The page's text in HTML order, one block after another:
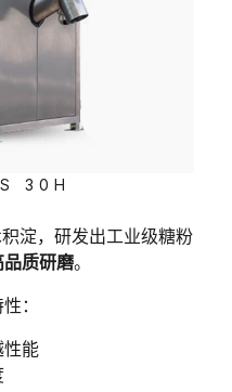
30H
淀，研发出工业级糖粉
质研磨。
：
性能